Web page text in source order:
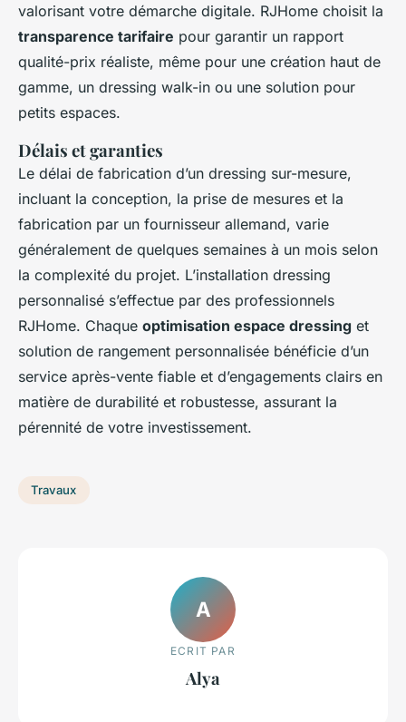
valorisant votre démarche digitale. RJHome choisit la
transparence tarifaire pour garantir un rapport
qualité-prix réaliste, même pour une création haut de
gamme, un dressing walk-in ou une solution pour
petits espaces.
Délais et garanties
Le délai de fabrication d’un dressing sur-mesure,
incluant la conception, la prise de mesures et la
fabrication par un fournisseur allemand, varie
généralement de quelques semaines à un mois selon
la complexité du projet. L’installation dressing
personnalisé s’effectue par des professionnels
RJHome. Chaque optimisation espace dressing et
solution de rangement personnalisée bénéficie d’un
service après-vente fiable et d’engagements clairs en
matière de durabilité et robustesse, assurant la
pérennité de votre investissement.
Travaux
A
ECRIT PAR
Alya